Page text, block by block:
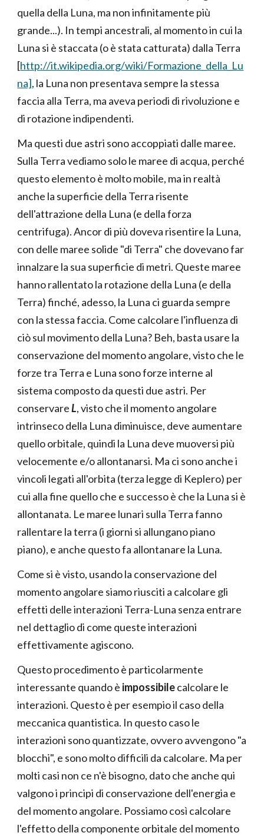
quella della Luna, ma non infinitamente più
grande...). In tempi ancestrali, al momento in cui la
Luna si è staccata (o è stata catturata) dalla Terra
[http://it.wikipedia.org/wiki/Formazione_della_Lu
na], la Luna non presentava sempre la stessa
faccia alla Terra, ma aveva periodi di rivoluzione e
di rotazione indipendenti.
Ma questi due astri sono accoppiati dalle maree.
Sulla Terra vediamo solo le maree di acqua, perché
questo elemento è molto mobile, ma in realtà
anche la superficie della Terra risente
dell'attrazione della Luna (e della forza
centrifuga). Ancor di più doveva risentire la Luna,
con delle maree solide "di Terra" che dovevano far
innalzare la sua superficie di metri. Queste maree
hanno rallentato la rotazione della Luna (e della
Terra) finché, adesso, la Luna ci guarda sempre
con la stessa faccia. Come calcolare l'influenza di
ciò sul movimento della Luna? Beh, basta usare la
conservazione del momento angolare, visto che le
forze tra Terra e Luna sono forze interne al
sistema composto da questi due astri. Per
conservareL, visto che il momento angolare
intrinseco della Luna diminuisce, deve aumentare
quello orbitale, quindi la Luna deve muoversi più
velocemente e/o allontanarsi. Ma ci sono anche i
vincoli legati all'orbita (terza legge di Keplero) per
cui alla fine quello che e successo è che la Luna si è
allontanata. Le maree lunari sulla Terra fanno
rallentare la terra (i giorni si allungano piano
piano), e anche questo fa allontanare la Luna.
Come si è visto, usando la conservazione del
momento angolare siamo riusciti a calcolare gli
effetti delle interazioni Terra-Luna senza entrare
nel dettaglio di come queste interazioni
effettivamente agiscono.
Questo procedimento è particolarmente
interessante quando è impossibilecalcolare le
interazioni. Questo è per esempio il caso della
meccanica quantistica. In questo caso le
interazioni sono quantizzate, ovvero avvengono "a
blocchi", e sono molto difficili da calcolare. Ma per
molti casi non ce n'è bisogno, dato che anche qui
valgono i principi di conservazione dell'energia e
del momento angolare. Possiamo così calcolare
l'effetto della componente orbitale del momento